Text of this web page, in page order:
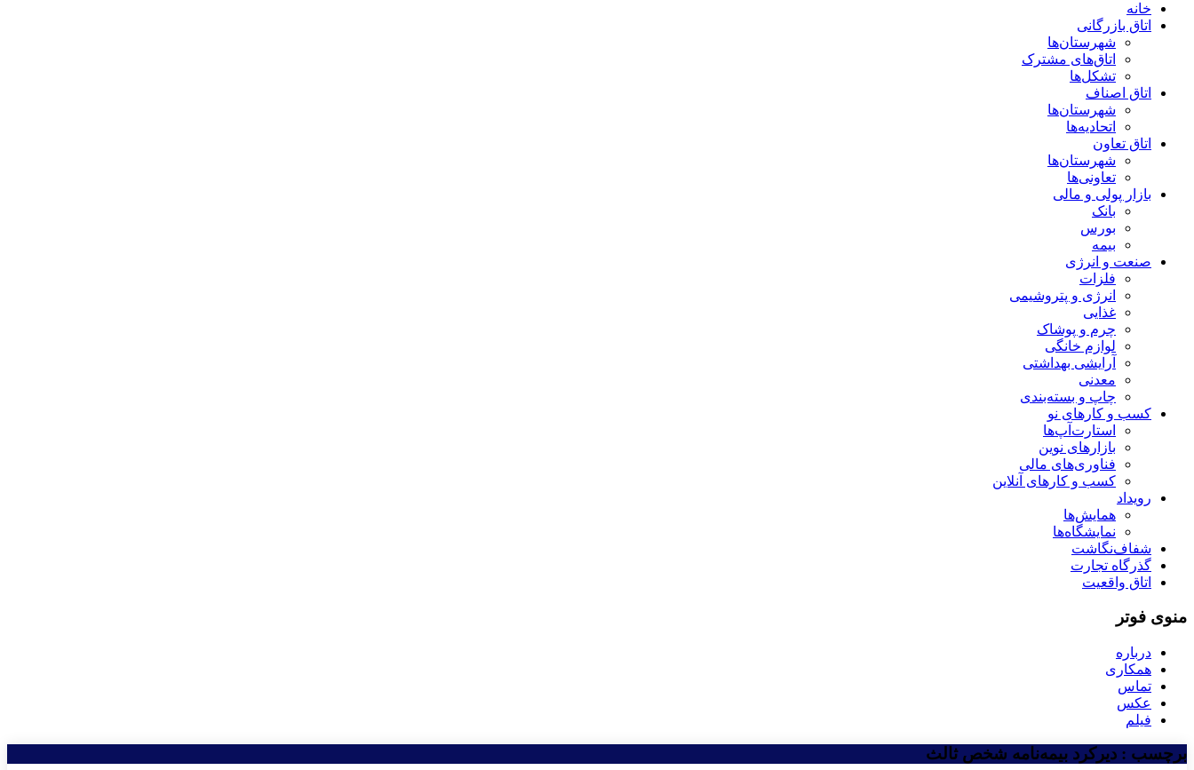
خانه
اتاق بازرگانی
شهرستان‌ها
اتاق‌های مشترک
تشکل‌ها
اتاق اصناف
شهرستان‌ها
اتحادیه‌ها
اتاق تعاون
شهرستان‌ها
تعاونی‌ها
بازار پولی و مالی
بانک
بورس
بیمه
صنعت و انرژی
فلزات
انرژی و پتروشیمی
غذایی
چرم و پوشاک
لوازم خانگی
آرایشی بهداشتی
معدنی
چاپ و بسته‌بندی
کسب و کارهای نو
استارت‌آپ‌ها
بازارهای نوین
فناوری‌های مالی
کسب و کارهای آنلاین
رویداد
همایش‌ها
نمایشگاه‌ها
شفاف‌نگاشت
گذرگاه تجارت
اتاق واقعیت
منوی فوتر
درباره
همکاری
تماس
عکس
فیلم
برچسب : دیرکرد بیمه‌نامه شخص ثالث